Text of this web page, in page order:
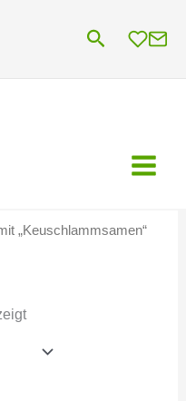
Suchen
„Keuschlammsamen“